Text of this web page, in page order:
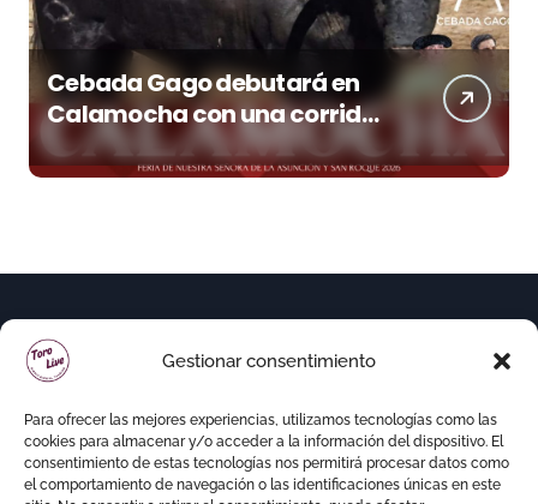
Gestionar consentimiento
Para ofrecer las mejores experiencias, utilizamos tecnologías como las
cookies para almacenar y/o acceder a la información del dispositivo. El
consentimiento de estas tecnologías nos permitirá procesar datos como
el comportamiento de navegación o las identificaciones únicas en este
Cebada Gago debutará en
Calamocha con una corrida
de imponente presencia